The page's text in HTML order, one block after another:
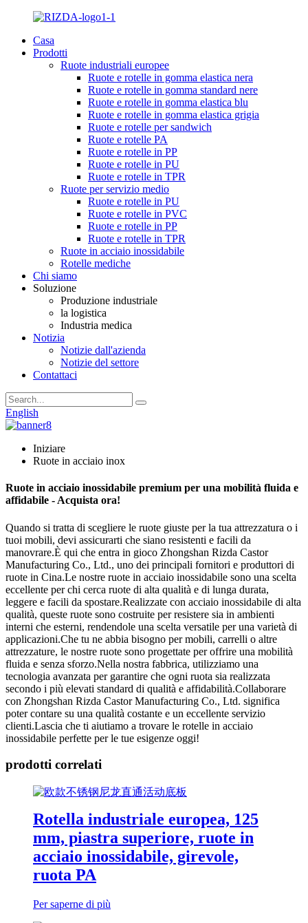
Casa
Prodotti
Ruote industriali europee
Ruote e rotelle in gomma elastica nera
Ruote e rotelle in gomma standard nere
Ruote e rotelle in gomma elastica blu
Ruote e rotelle in gomma elastica grigia
Ruote e rotelle per sandwich
Ruote e rotelle PA
Ruote e rotelle in PP
Ruote e rotelle in PU
Ruote e rotelle in TPR
Ruote per servizio medio
Ruote e rotelle in PU
Ruote e rotelle in PVC
Ruote e rotelle in PP
Ruote e rotelle in TPR
Ruote in acciaio inossidabile
Rotelle mediche
Chi siamo
Soluzione
Produzione industriale
la logistica
Industria medica
Notizia
Notizie dall'azienda
Notizie del settore
Contattaci
English
Iniziare
Ruote in acciaio inox
Ruote in acciaio inossidabile premium per una mobilità fluida e
affidabile - Acquista ora!
Quando si tratta di scegliere le ruote giuste per la tua attrezzatura o i
tuoi mobili, devi assicurarti che siano resistenti e facili da
manovrare.È qui che entra in gioco Zhongshan Rizda Castor
Manufacturing Co., Ltd., uno dei principali fornitori e produttori di
ruote in Cina.Le nostre ruote in acciaio inossidabile sono una scelta
eccellente per chi cerca ruote di alta qualità e di lunga durata,
leggere e facili da spostare.Realizzate con acciaio inossidabile di alta
qualità, queste ruote sono costruite per resistere sia in ambienti
interni che esterni, rendendole una scelta versatile per una varietà di
applicazioni.Che tu ne abbia bisogno per mobili, carrelli o altre
attrezzature, le nostre ruote sono progettate per offrire una mobilità
fluida e senza sforzo.Nella nostra fabbrica, utilizziamo una
tecnologia avanzata per garantire che ogni ruota sia realizzata
secondo i più elevati standard di qualità e affidabilità.Collaborare
con Zhongshan Rizda Castor Manufacturing Co., Ltd. significa
poter contare su una qualità costante e un eccellente servizio
clienti.Lascia che ti aiutiamo a trovare le rotelle in acciaio
inossidabile perfette per le tue esigenze oggi!
prodotti correlati
Rotella industriale europea, 125
mm, piastra superiore, ruote in
acciaio inossidabile, girevole,
ruota PA
Per saperne di più